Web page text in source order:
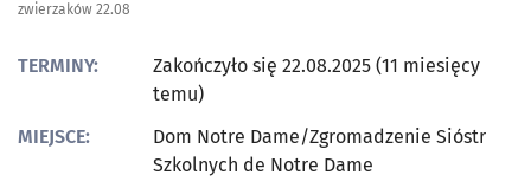
zwierzaków 22.08
TERMINY:
Zakończyło się 22.08.2025 (11 miesięcy
temu)
MIEJSCE:
Dom Notre Dame/Zgromadzenie Sióstr
Szkolnych de Notre Dame